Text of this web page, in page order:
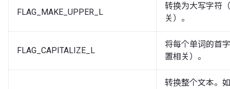
FLAG_MAKE_UPPER_L
转换为大写字符
关）。
FLAG_CAPITALIZE_L
将每个单词的首
置相关）。
转换整个文本。